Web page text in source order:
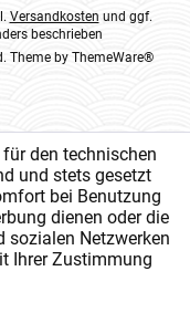
Versandkosten und ggf.
beschrieben
Theme by ThemeWare®
den technischen
und stets gesetzt
bei Benutzung
dienen oder die
sozialen Netzwerken
Ihrer Zustimmung